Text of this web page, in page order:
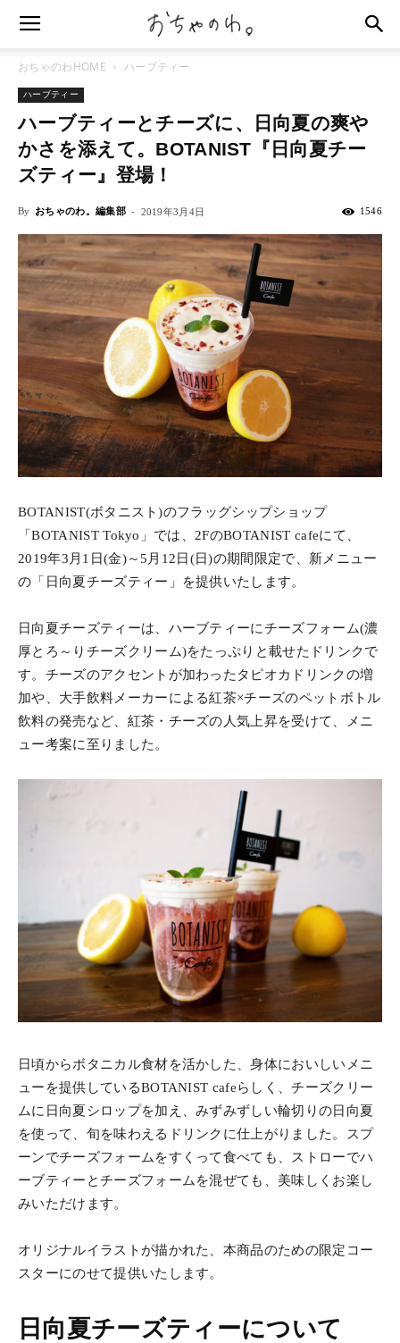
おちゃのわHOME ハーブティー
ハーブティー
ハーブティーとチーズに、日向夏の爽や
かさを添えて。BOTANIST『日向夏チー
ズティー』登場！
By おちゃのわ。編集部 - 2019年3月4日 1546
BOTANIST(ボタニスト)のフラッグシップショップ
「BOTANIST Tokyo」では、2FのBOTANIST cafeにて、
2019年3月1日(金)～5月12日(日)の期間限定で、新メニュー
の「日向夏チーズティー」を提供いたします。
日向夏チーズティーは、ハーブティーにチーズフォーム(濃
厚とろ～りチーズクリーム)をたっぷりと載せたドリンクで
す。チーズのアクセントが加わったタピオカドリンクの増
加や、大手飲料メーカーによる紅茶×チーズのペットボトル
飲料の発売など、紅茶・チーズの人気上昇を受けて、メニ
ュー考案に至りました。
日頃からボタニカル食材を活かした、身体においしいメニ
ューを提供しているBOTANIST cafeらしく、チーズクリー
ムに日向夏シロップを加え、みずみずしい輪切りの日向夏
を使って、旬を味わえるドリンクに仕上がりました。スプ
ーンでチーズフォームをすくって食べても、ストローでハ
ーブティーとチーズフォームを混ぜても、美味しくお楽し
みいただけます。
オリジナルイラストが描かれた、本商品のための限定コー
スターにのせて提供いたします。
日向夏チーズティーについて